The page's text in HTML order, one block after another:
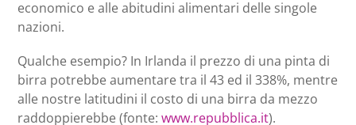
economico e alle abitudini alimentari delle singole
nazioni.
Qualche esempio? In Irlanda il prezzo di una pinta di
birra potrebbe aumentare tra il 43 ed il 338%, mentre
alle nostre latitudini il costo di una birra da mezzo
raddoppierebbe (fonte:www.repubblica.it).